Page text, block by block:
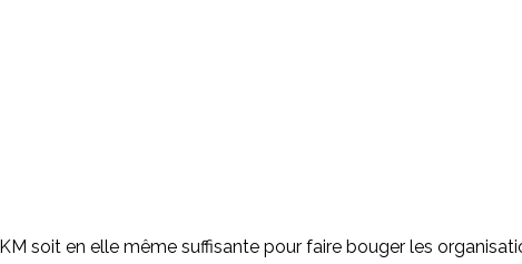
soit en elle même suffisante pour faire bouger les